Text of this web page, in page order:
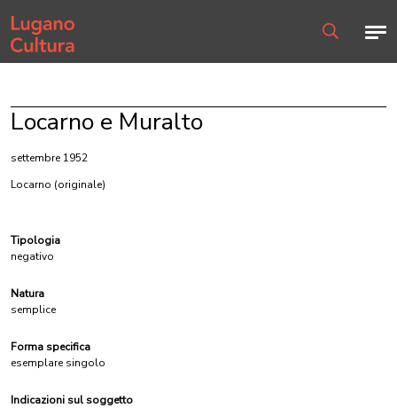
Home page
Locarno e Muralto
settembre 1952
Locarno (originale)
Tipologia
negativo
Natura
semplice
Forma specifica
esemplare singolo
Indicazioni sul soggetto